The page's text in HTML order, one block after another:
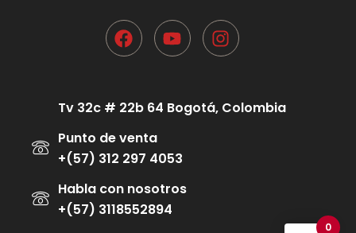
Tv 32c # 22b 64 Bogotá, Colombia
Punto de venta
+(57) 312 297 4053
Habla con nosotros
+(57) 3118552894
0